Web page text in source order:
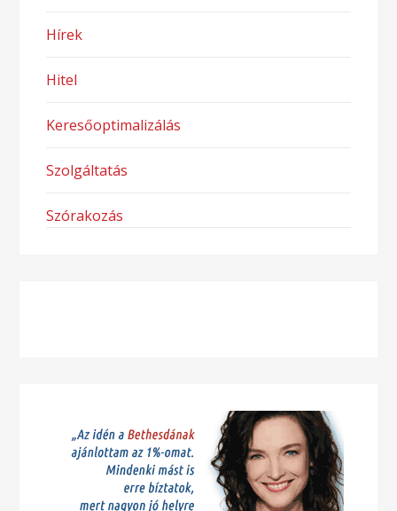
Hírek
Hitel
Keresőoptimalizálás
Szolgáltatás
Szórakozás